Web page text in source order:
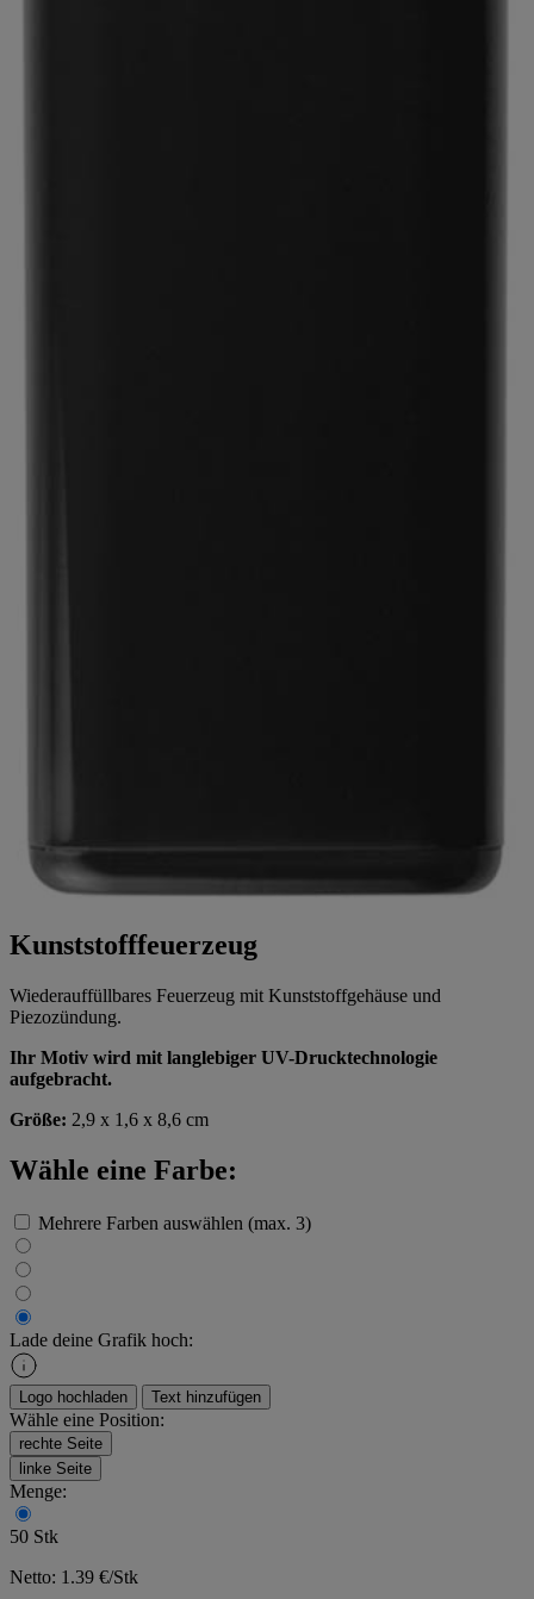
Kunststofffeuerzeug
Wiederauffüllbares Feuerzeug mit Kunststoffgehäuse und
Piezozündung.
Ihr Motiv wird mit langlebiger UV-Drucktechnologie
aufgebracht.
Größe: 2,9 x 1,6 x 8,6 cm
Wähle eine Farbe:
Mehrere Farben auswählen (max. 3)
Lade deine Grafik hoch:
Logo hochladen Text hinzufügen
Wähle eine Position:
rechte Seite
linke Seite
Menge:
50 Stk
Netto: 1.39 €/Stk